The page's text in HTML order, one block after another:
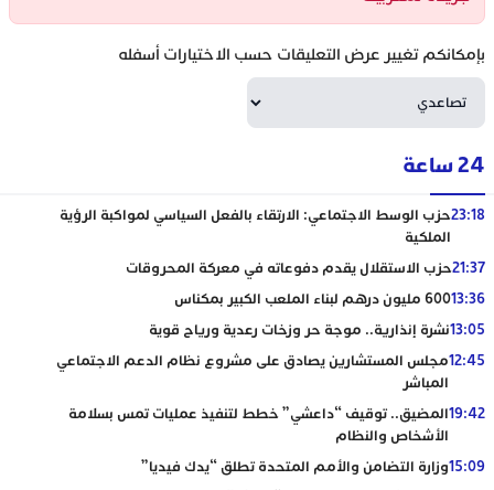
بإمكانكم تغيير عرض التعليقات حسب الاختيارات أسفله
24 ساعة
23:18حزب الوسط الاجتماعي: الارتقاء بالفعل السياسي لمواكبة الرؤية
الملكية
21:37حزب الاستقلال يقدم دفوعاته في معركة المحروقات
13:36600 مليون درهم لبناء الملعب الكبير بمكناس
13:05نشرة إنذارية.. موجة حر وزخات رعدية ورياح قوية
12:45مجلس المستشارين يصادق على مشروع نظام الدعم الاجتماعي
المباشر
19:42المضيق.. توقيف “داعشي” خطط لتنفيذ عمليات تمس بسلامة
الأشخاص والنظام
15:09وزارة التضامن والأمم المتحدة تطلق “يدك فيديا”